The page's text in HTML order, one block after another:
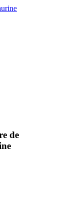
de